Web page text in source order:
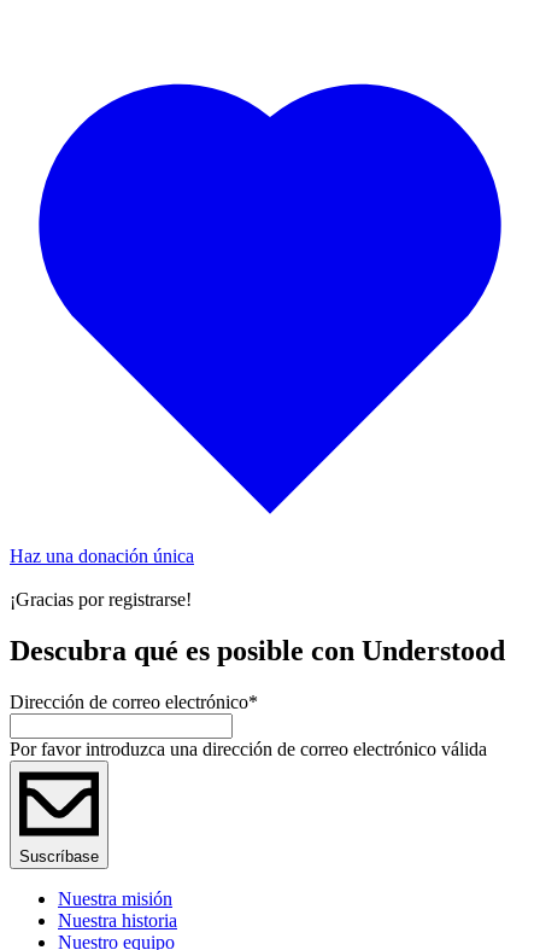
Haz una donación única
¡Gracias por registrarse!
Descubra qué es posible con Understood
Dirección de correo electrónico*
Por favor introduzca una dirección de correo electrónico válida
Suscríbase
Nuestra misión
Nuestra historia
Nuestro equipo